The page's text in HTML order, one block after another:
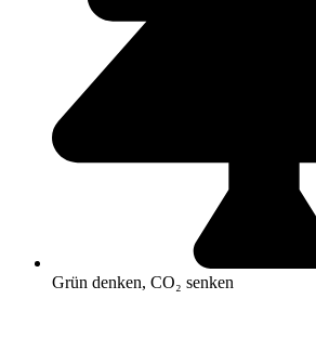
Grün denken, CO₂ senken